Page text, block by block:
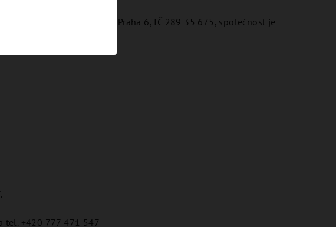
628/8, Břevnov, 169 00, Praha 6, IČ 289 35 675, společnost je
tel. +420 777 471 547